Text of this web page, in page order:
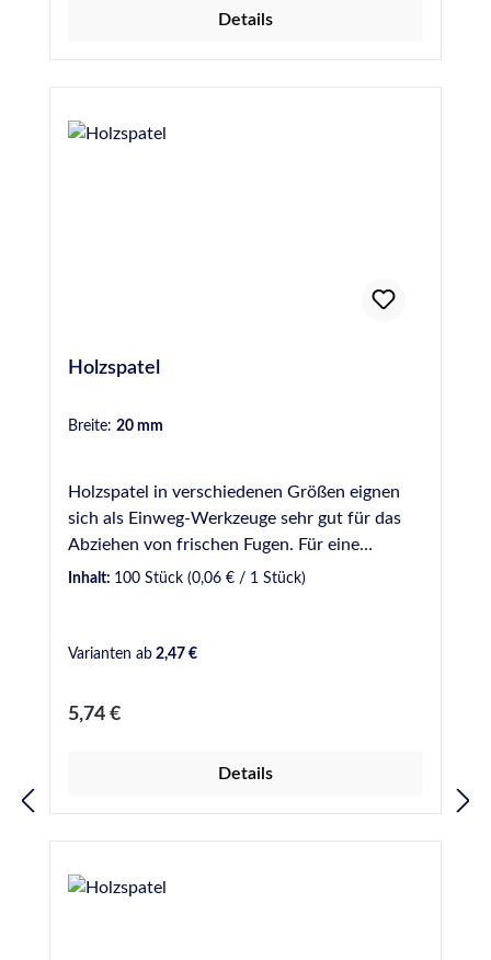
Details
Holzspatel
Breite: 20 mm
Holzspatel in verschiedenen Größen eignen
sich als Einweg-Werkzeuge sehr gut für das
Abziehen von frischen Fugen. Für eine
gleichmäßige und optisch ansprechende Fuge
mm - Gebinde zu 50 Stück 16 mm - Gebinde
20 mm - Gebinde zu 100 Stück 16 mm Griff
geschwungen - Gebinde zu 50 Stück
Inhalt: 100 Stück (0,06 € / 1 Stück)
Varianten ab 2,47 €
Regulärer Preis:
5,74 €
Details